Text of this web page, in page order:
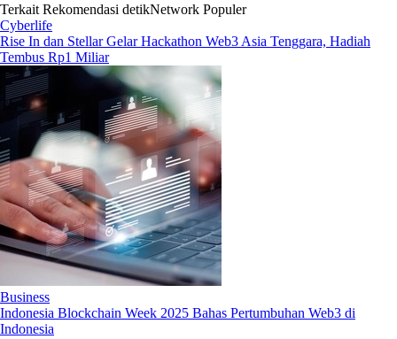
Terkait Rekomendasi detikNetwork Populer
Cyberlife
Rise In dan Stellar Gelar Hackathon Web3 Asia Tenggara, Hadiah
Tembus Rp1 Miliar
Business
Indonesia Blockchain Week 2025 Bahas Pertumbuhan Web3 di
Indonesia